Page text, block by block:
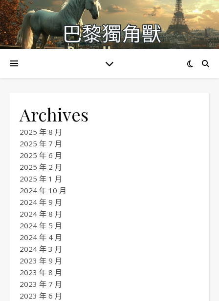
Archives
2025 年 8 月
2025 年 7 月
2025 年 6 月
2025 年 2 月
2025 年 1 月
2024 年 10 月
2024 年 9 月
2024 年 8 月
2024 年 5 月
2024 年 4 月
2024 年 3 月
2023 年 9 月
2023 年 8 月
2023 年 7 月
2023 年 6 月